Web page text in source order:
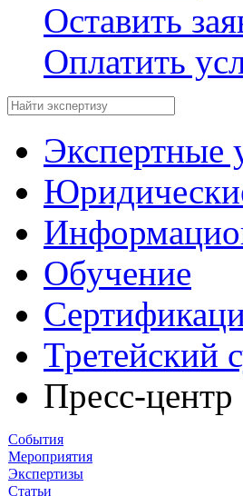
Оставить
Оплатить
Экспертные
Обучение
Третейский
Пресс-центр
События
Мероприятия
Экспертизы
Статьи